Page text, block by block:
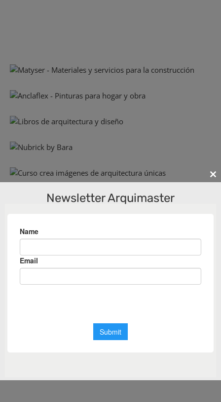
Newsletter Arquimaster